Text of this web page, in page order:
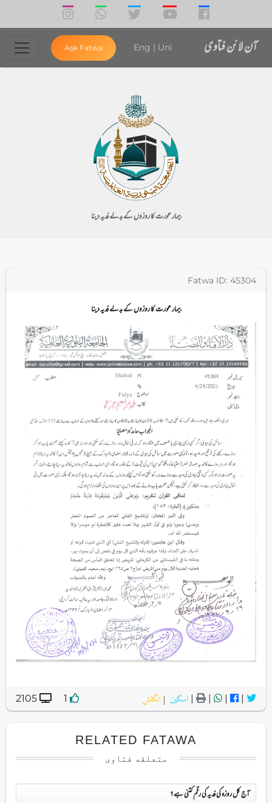
آن لائن فتاوی Eng|Uni
Ask Fatwa
بیمار عورت کا روزوں کے بدلے فدیہ دینا
Fatwa ID: 45304
بیمار عورت کا روزوں کے بدلے فدیہ دینا
|
| اسکین | انگلش 1
2105
RELATED FATAWA
متعلقه فتاوی
آج کل روزہ کی فدیہ کی رقم کتنی ہے ؟